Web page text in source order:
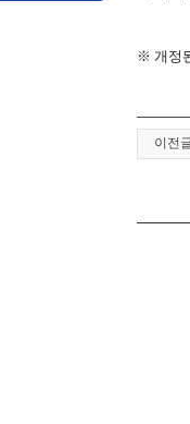
※ 개정
이전